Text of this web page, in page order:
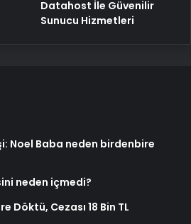
Datahost İle Güvenilir
Sunucu Hizmetleri
Noel Baba neden birdenbire
neden içmedi?
Döktü, Cezası 18 Bin TL